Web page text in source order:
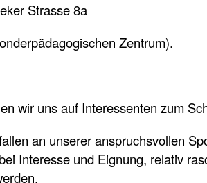
Strasse 8a
Zentrum).
wir uns auf Interessenten zum
an unserer anspruchsvollen
Interesse und Eignung, relativ